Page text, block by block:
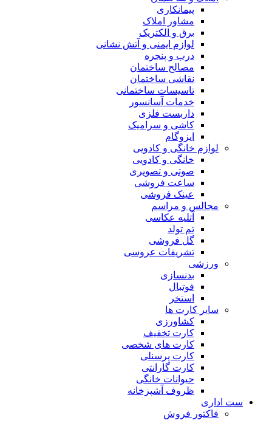
پیمانکاری
مشاور املاک
برق و الکتریک
لوازم ایمنی و آتش نشانی
درب و پنجره
مصالح ساختمان
نقاشی ساختمان
تاسیسات ساختمانی
خدمات آسانسور
داربست فلزی
کاشی و سرامیک
ایزوگام
لوازم خانگی و کادویی
خانگی و کادویی
صوتی و تصویری
ساعت فروشی
عینک فروشی
مجالس و مراسم
آتلیه عکاسی
تم تولد
گل فروشی
تشریفات عروسی
ورزشی
بدنسازی
فوتبال
استخر
سایر کارت ها
کشاورزی
کارت تخفیف
کارت های شخصی
کارت پرسنلی
کارت گارانتی
حیوانات خانگی
ظروف آشپزخانه
ست اداری
فاکتور فروش